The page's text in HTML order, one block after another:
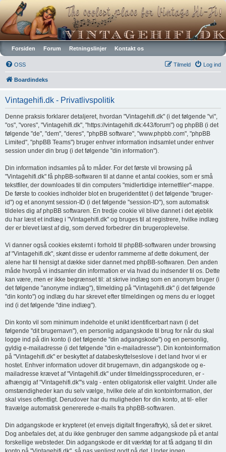
Vintagehifi.dk
Forsiden Forum Retningslinjer Kontakt os
OSS Log ind
Tilmeld
Boardindeks
Vintagehifi.dk - Privatlivspolitik
Denne praksis forklarer detaljeret, hvordan "Vintagehifi.dk" (i det følgende "vi",
"os", "vores", "Vintagehifi.dk", "https://vintagehifi.dk:443/forum") og phpBB (i det
følgende "de", "dem", "deres", "phpBB software", "www.phpbb.com", "phpBB
Limited", "phpBB Teams") bruger enhver information indsamlet under enhver
session under din brug (i det følgende "din information").
Din information indsamles på to måder. For det første vil browsing på
"Vintagehifi.dk" få phpBB-softwaren til at danne et antal cookies, som er små
tekstfiler, der downloades til din computers "midlertidige internetfiler"-mappe.
De første to cookies indholder blot en brugeridentitet (i det følgende "bruger-
id") og et anonymt session-ID (i det følgende "session-ID"), som automatisk
tildeles dig af phpBB softwaren. En tredje cookie vil blive dannet i det øjeblik
du har læst et indlæg i "Vintagehifi.dk" og bruges til at registrere, hvilke indlæg
der er blevet læst af dig, som derved forbedrer din brugeroplevelse.
Vi danner også cookies eksternt i forhold til phpBB-softwaren under browsing
af "Vintagehifi.dk", skønt disse er udenfor rammerne af dette dokument, der
alene har til hensigt at dække sider dannet med phpBB-softwaren. Den anden
måde hvorpå vi indsamler din information er via hvad du indsender til os. Dette
kan være, men er ikke begrænset til: at skrive indlæg som en anonym bruger (i
det følgende "anonyme indlæg"), tilmelding på "Vintagehifi.dk" (i det følgende
"din konto") og indlæg du har skrevet efter tilmeldingen og mens du er logget
ind (i det følgende "dine indlæg").
Din konto vil som minimum indeholde et unikt identificerbart navn (i det
følgende "dit brugernavn"), en personlig adgangskode til brug for når du skal
logge ind på din konto (i det følgende "din adgangskode") og en personlig,
gyldig e-mailadresse (i det følgende "din e-mailadresse"). Din kontoinformation
på "Vintagehifi.dk" er beskyttet af databeskyttelseslove i det land hvor vi er
hostet. Enhver information udover dit brugernavn, din adgangskode og e-
mailadresse krævet af "Vintagehifi.dk" under tilmeldingssproceduren, er -
afhængig af "Vintagehifi.dk"'s valg - enten obligatorisk eller valgfrit. Under alle
omstændigheder kan du selv vælge, hvilke dele af din kontoinformation, der
skal vises offentligt. Derudover har du muligheden for din konto, at til- eller
fravælge automatisk genererede e-mails fra phpBB-softwaren.
Din adgangskode er krypteret (et envejs digitalt fingeraftryk), så det er sikret.
Dog anbefales det, at du ikke genbruger den samme adgangskode på et antal
forskellige websteder. Din adgangskode er dit værktøj for at få adgang til din